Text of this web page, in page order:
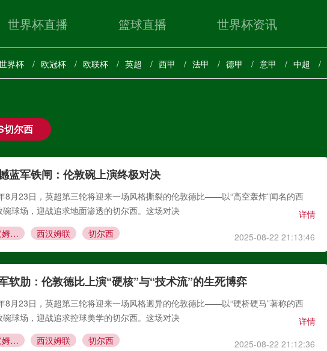
世界杯直播 篮球直播 世界杯资讯
界杯 欧冠杯 欧联杯 英超 西甲 法甲 德甲 意甲 中超
切尔西
蓝军铁闸：伦敦碗上演终极对决
8月23日，英超第三轮将迎来一场风格撕裂的伦敦德比——以“高空轰炸”闻名的西
球场，迎战追求地面渗透的切尔西。这场对决
详情
西汉姆联VS切尔西 西汉姆联 切尔西 2025-08-22 21:13:46
软肋：伦敦德比上演“硬核”与“技术流”的生死博弈
8月23日，英超第三轮将迎来一场风格迥异的伦敦德比——以“硬桥硬马”著称的西
球场，迎战追求控球美学的切尔西。这场对决
详情
西汉姆联VS切尔西 西汉姆联 切尔西 2025-08-22 21:12:36